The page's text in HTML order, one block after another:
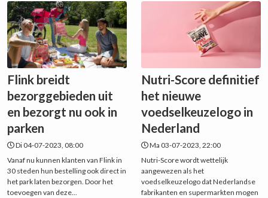
Flink breidt
bezorggebieden uit
en bezorgt nu ook in
parken
Di 04-07-2023, 08:00
Vanaf nu kunnen klanten van Flink in
30 steden hun bestelling ook direct in
het park laten bezorgen. Door het
toevoegen van deze...
Nutri-Score definitief
het nieuwe
voedselkeuzelogo in
Nederland
Ma 03-07-2023, 22:00
Nutri-Score wordt wettelijk
aangewezen als het
voedselkeuzelogo dat Nederlandse
fabrikanten en supermarkten mogen